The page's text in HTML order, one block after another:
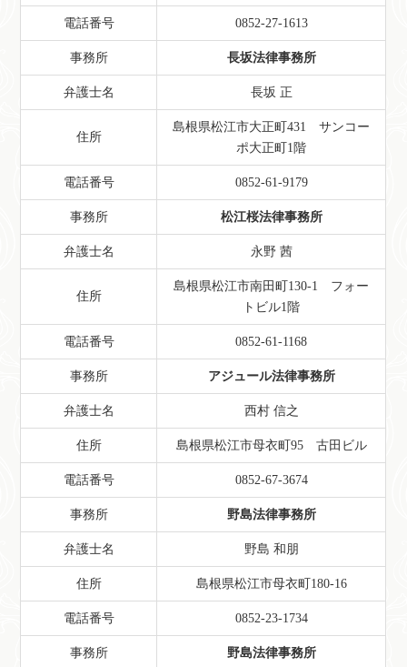
電話番号 0852-27-1613
事務所 長坂法律事務所
弁護士名 長坂 正
住所
島根県松江市大正町431 サンコー
ポ大正町1階
電話番号 0852-61-9179
事務所 松江桜法律事務所
弁護士名 永野 茜
住所
島根県松江市南田町130-1 フォー
トビル1階
電話番号 0852-61-1168
事務所 アジュール法律事務所
弁護士名 西村 信之
住所 島根県松江市母衣町95 古田ビル
電話番号 0852-67-3674
事務所 野島法律事務所
弁護士名 野島 和朋
住所 島根県松江市母衣町180-16
電話番号 0852-23-1734
事務所 野島法律事務所